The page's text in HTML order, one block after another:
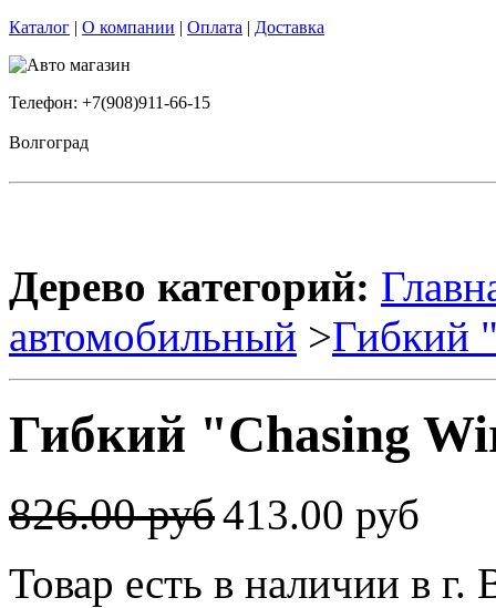
Каталог | О компании | Оплата | Доставка
Телефон: +7(908)911-66-15
Волгоград
Дерево категорий:
автомобильный >Гибкий
Гибкий "Chasing
826.00 руб413.00 руб
Товар есть в наличии в г.